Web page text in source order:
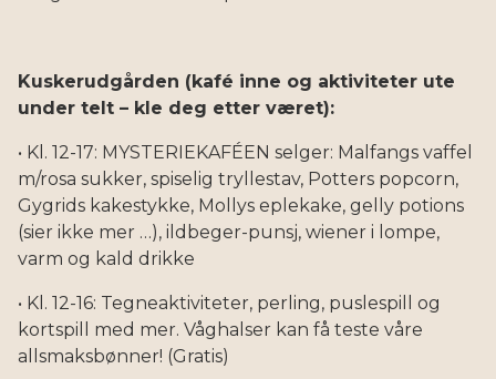
Kuskerudgården (kafé inne og aktiviteter ute
under telt – kle deg etter været):
• Kl. 12-17: MYSTERIEKAFÉEN selger: Malfangs vaffel
m/rosa sukker, spiselig tryllestav, Potters popcorn,
Gygrids kakestykke, Mollys eplekake, gelly potions
(sier ikke mer …), ildbeger-punsj, wiener i lompe,
varm og kald drikke
• Kl. 12-16: Tegneaktiviteter, perling, puslespill og
kortspill med mer. Våghalser kan få teste våre
allsmaksbønner! (Gratis)